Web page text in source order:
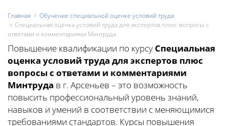
Главная
Обучение специальной оценке условий труда
Специальная оценка условий труда для экспертов плюс вопросы с
ответами и комментариями Минтруда
Повышение квалификации по курсу Специальная
оценка условий труда для экспертов плюс
вопросы с ответами и комментариями
Минтруда в г. Арсеньев – это возможность
повысить профессиональный уровень знаний,
навыков и умений в соответствии с меняющимися
требованиями стандартов. Курсы повышения